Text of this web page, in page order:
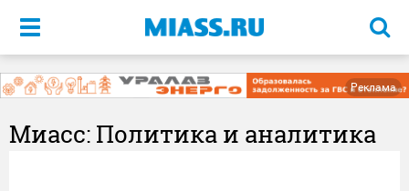
Меню
Реклама
Миасс: Политика и аналитика